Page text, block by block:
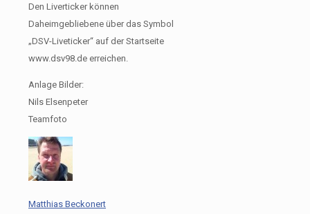
Den Liverticker können
Daheimgebliebene über das Symbol
„DSV-Liveticker“ auf der Startseite
www.dsv98.de erreichen.
Anlage Bilder:
Nils Elsenpeter
Teamfoto
Matthias Beckonert